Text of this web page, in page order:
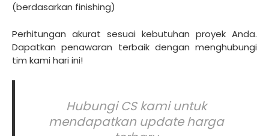
(berdasarkan finishing)
Perhitungan akurat sesuai kebutuhan proyek Anda.
Dapatkan penawaran terbaik dengan menghubungi
tim kami hari ini!
Hubungi CS kami untuk
mendapatkan update harga